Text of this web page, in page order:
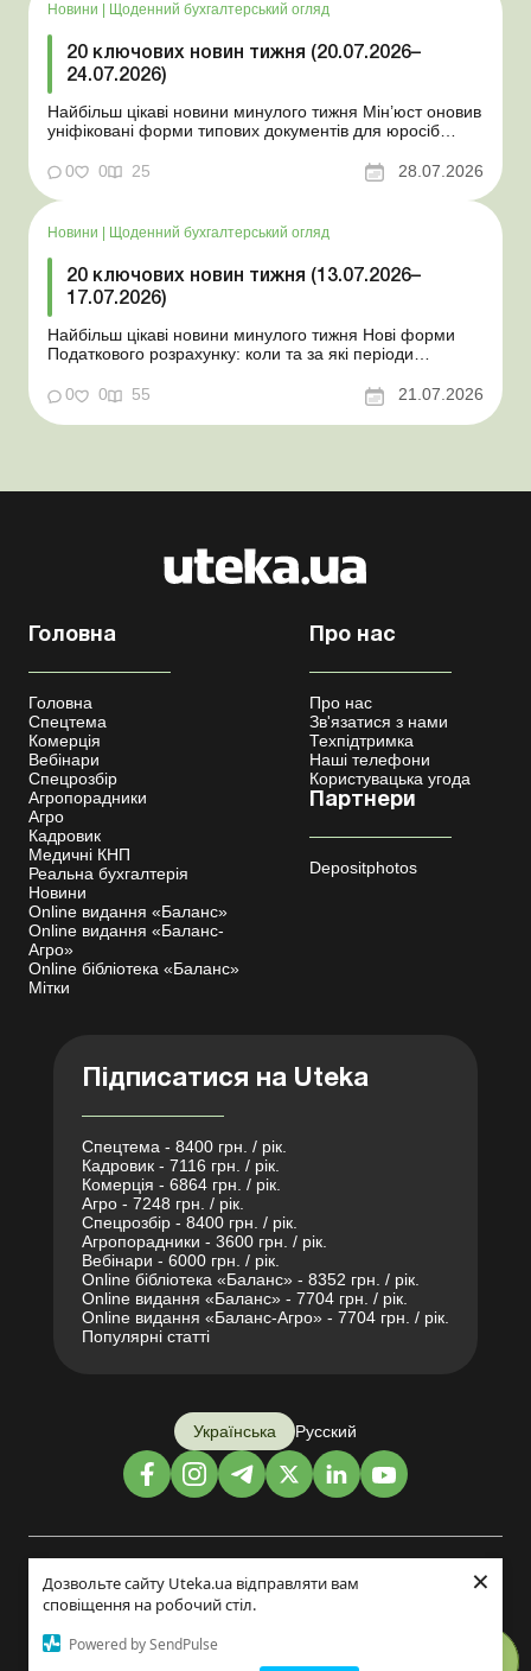
Дозвольте сайту Uteka.ua відправляти вам
сповіщення на робочий стіл.
Powered by SendPulse
×
Новини Щоденний бухгалтерський огляд
20 ключових новин тижня (20.07.2026–
24.07.2026)
Найбільш цікаві новини минулого тижня Мін’юст оновив
уніфіковані форми типових документів для юросіб
координаційного центру з організації бронювання У
працівника виявлено статус «у розшуку»: що потрібно
0 0 25 28.07.2026
Новини Щоденний бухгалтерський огляд
20 ключових новин тижня (13.07.2026–
17.07.2026)
Найбільш цікаві новини минулого тижня Нові форми
Податкового розрахунку: коли та за які періоди
відстрочки від призову під час мобілізації удосконалено
Кабмін утворив Координаційний центр з організації
бронювання військовозобов’язаних Верховна ...
0 0 55 21.07.2026
Головна
Головна
Спецтема
Комерція
Вебінари
Спецрозбір
Агропорадники
Агро
Кадровик
Медичні КНП
Реальна бухгалтерія
Новини
Online видання «Баланс»
Online видання «Баланс-
Агро»
Online бібліотека «Баланс»
Мітки
Про нас
Про нас
Зв'язатися з нами
Техпідтримка
Наші телефони
Користувацька угода
Партнери
Depositphotos
Підписатися на Uteka
Спецтема - 8400 грн. / рік.
Кадровик - 7116 грн. / рік.
Комерція - 6864 грн. / рік.
Агро - 7248 грн. / рік.
Спецрозбір - 8400 грн. / рік.
Агропорадники - 3600 грн. / рік.
Вебінари - 6000 грн. / рік.
Online бібліотека «Баланс» - 8352 грн. / рік.
Online видання «Баланс» - 7704 грн. / рік.
Online видання «Баланс-Агро» - 7704 грн. / рік.
Популярні статті
Українська Русский
Дизайн і розробка: